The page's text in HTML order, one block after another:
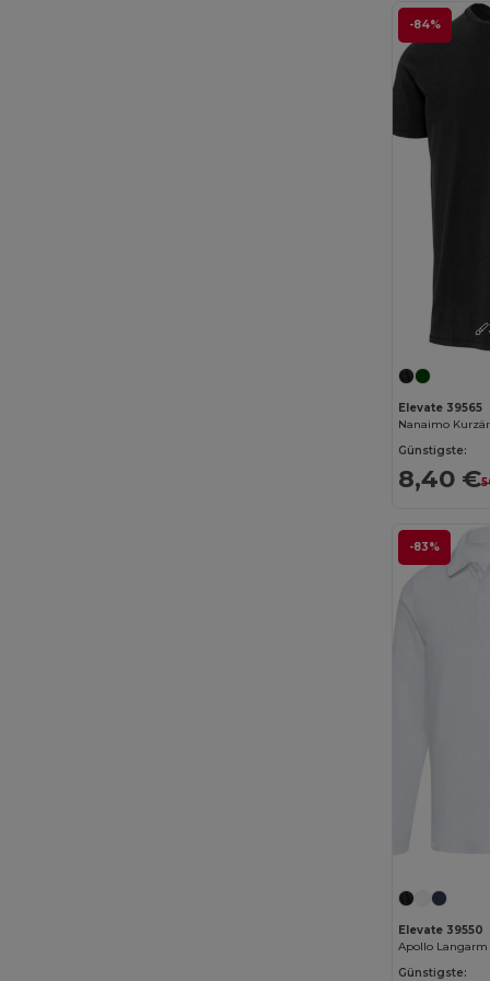
-84%
Elevate 39565
Günstigste:
8,40 €
-83%
Elevate 39550
Apollo
Günstigste: